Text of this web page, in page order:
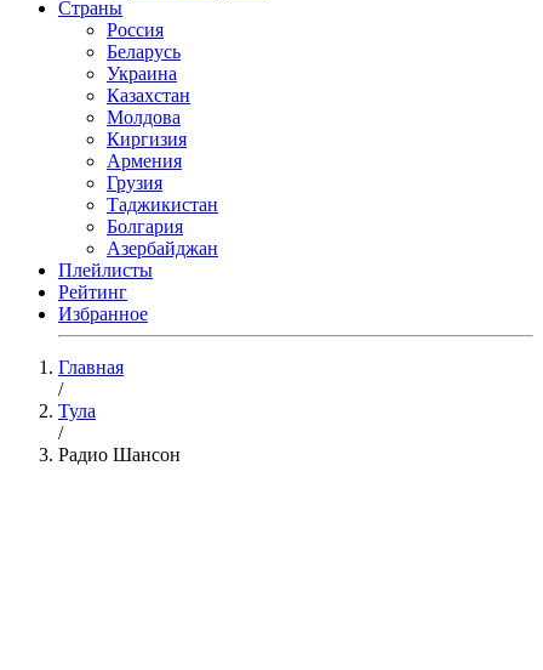
Страны
Россия
Беларусь
Украина
Казахстан
Молдова
Киргизия
Армения
Грузия
Таджикистан
Болгария
Азербайджан
Плейлисты
Рейтинг
Избранное
Главная
/
Тула
/
Радио Шансон